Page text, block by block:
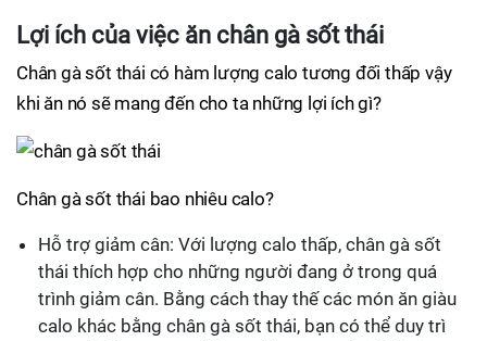
Lợi ích của việc ăn chân gà sốt thái
Chân gà sốt thái có hàm lượng calo tương đối thấp vậy
khi ăn nó sẽ mang đến cho ta những lợi ích gì?
Chân gà sốt thái bao nhiêu calo?
Hỗ trợ giảm cân: Với lượng calo thấp, chân gà sốt
thái thích hợp cho những người đang ở trong quá
trình giảm cân. Bằng cách thay thế các món ăn giàu
calo khác bằng chân gà sốt thái, bạn có thể duy trì